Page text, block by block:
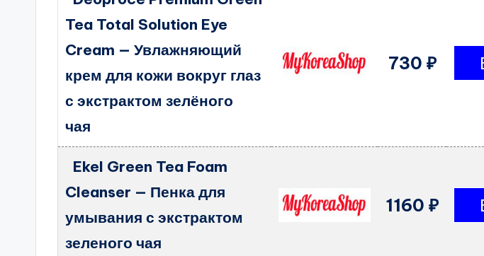
Tea Total Solution Eye
Cream — Увлажняющий
крем для кожи вокруг глаз
с экстрактом зелёного
чая
730 ₽
Ekel Green Tea Foam
Cleanser — Пенка для
умывания с экстрактом
зеленого чая
1160 ₽